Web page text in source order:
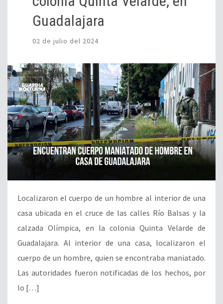
Guadalajara
02 de julio del 2024
Localizaron el cuerpo de un hombre al interior de una
casa ubicada en el cruce de las calles Río Balsas y la
calzada Olímpica, en la colonia Quinta Velarde de
Guadalajara. Al interior de una casa, localizaron el
cuerpo de un hombre, quien se encontraba maniatado.
Las autoridades fueron notificadas de los hechos, por
lo […]